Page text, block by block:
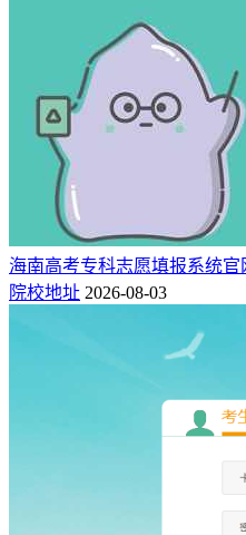
海南高考专科志愿填报系统官
院校地址 2026-08-03